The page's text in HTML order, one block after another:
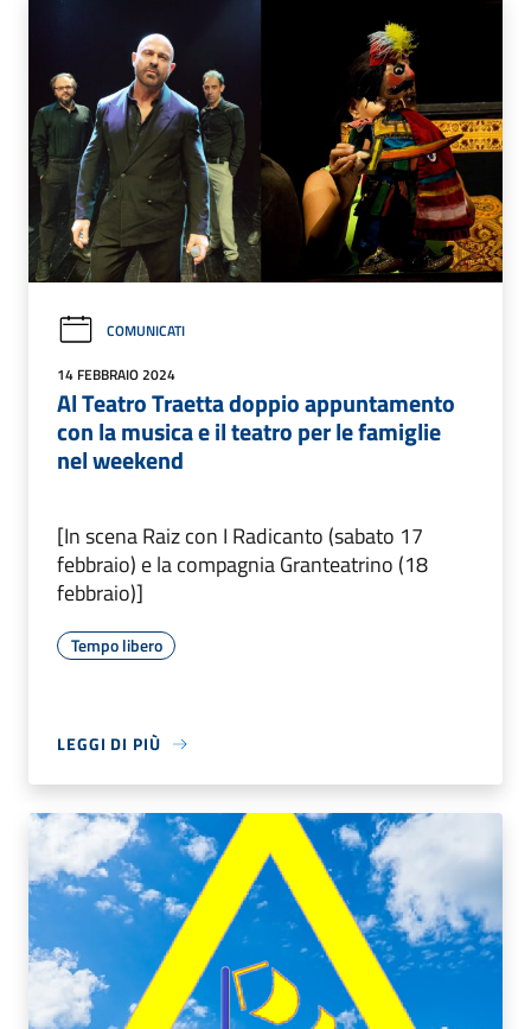
COMUNICATI
14 FEBBRAIO 2024
Al Teatro Traetta doppio appuntamento
con la musica e il teatro per le famiglie
nel weekend
[In scena Raiz con I Radicanto (sabato 17
febbraio) e la compagnia Granteatrino (18
febbraio)]
Tempo libero
LEGGI DI PIÙ